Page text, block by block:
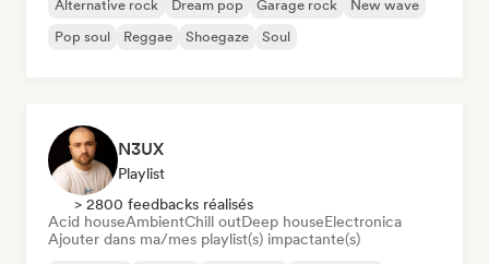
Alternative rock Dream pop Garage rock
New wave
Pop soul
Reggae Shoegaze Soul
N3UX
Playlist
> 2800 feedbacks réalisés
Acid houseAmbientChill outDeep houseElectronica
Ajouter dans ma/mes playlist(s) impactante(s)